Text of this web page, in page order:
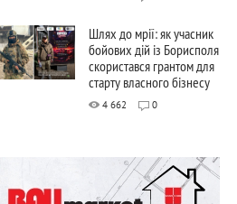
Шлях до мрії: як учасник
бойових дій із Борисполя
скористався грантом для
старту власного бізнесу
4 662 0